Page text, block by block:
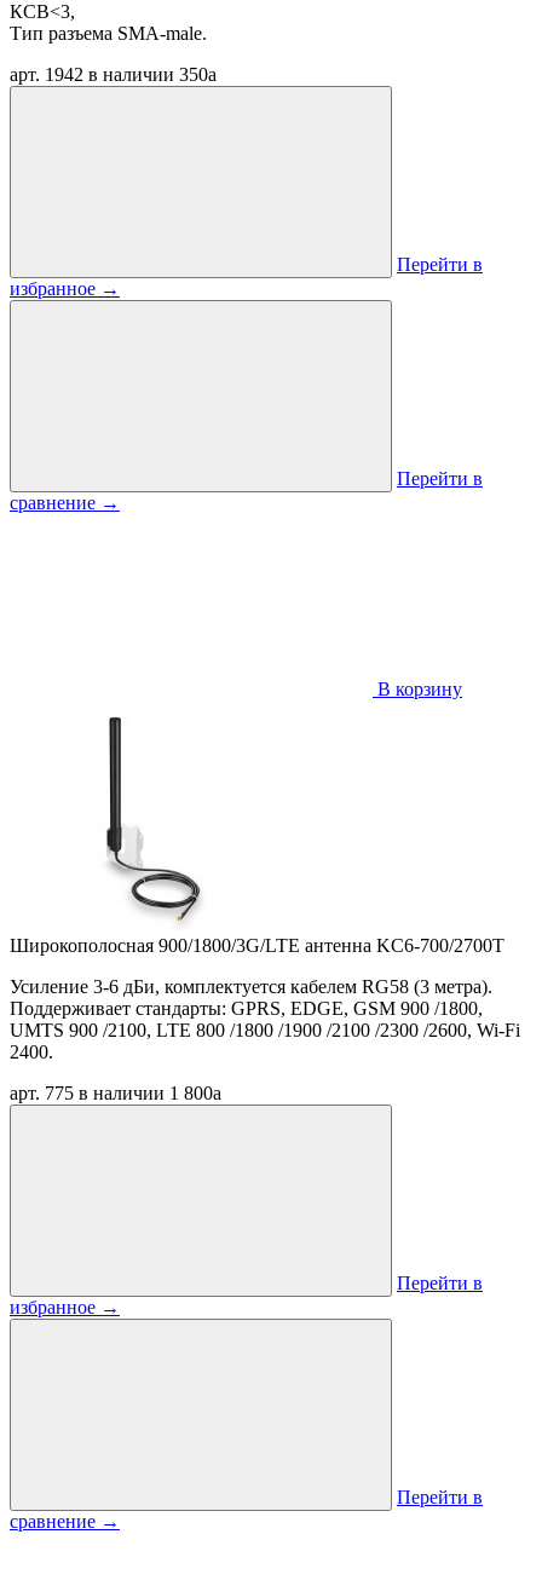
КСВ<3,
Тип разъема SMA-male.
арт. 1942 в наличии 350a
Перейти в
избранное →
Перейти в
сравнение →
В корзину
Широкополосная 900/1800/3G/LTE антенна KC6-700/2700T
Усиление 3-6 дБи, комплектуется кабелем RG58 (3 метра).
Поддерживает стандарты: GPRS, EDGE, GSM 900 /1800,
UMTS 900 /2100, LTE 800 /1800 /1900 /2100 /2300 /2600, Wi-Fi
2400.
арт. 775 в наличии 1 800a
Перейти в
избранное →
Перейти в
сравнение →